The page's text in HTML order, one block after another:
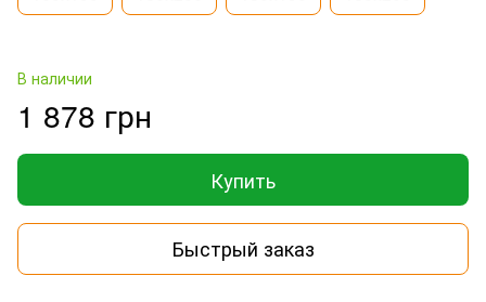
В наличии
1 878 грн
Купить
Быстрый заказ